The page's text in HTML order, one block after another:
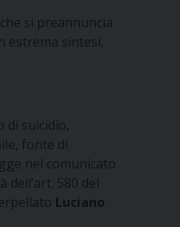
si preannuncia
estrema sintesi,
suicidio,
fonte di
nel comunicato
580 del
Luciano